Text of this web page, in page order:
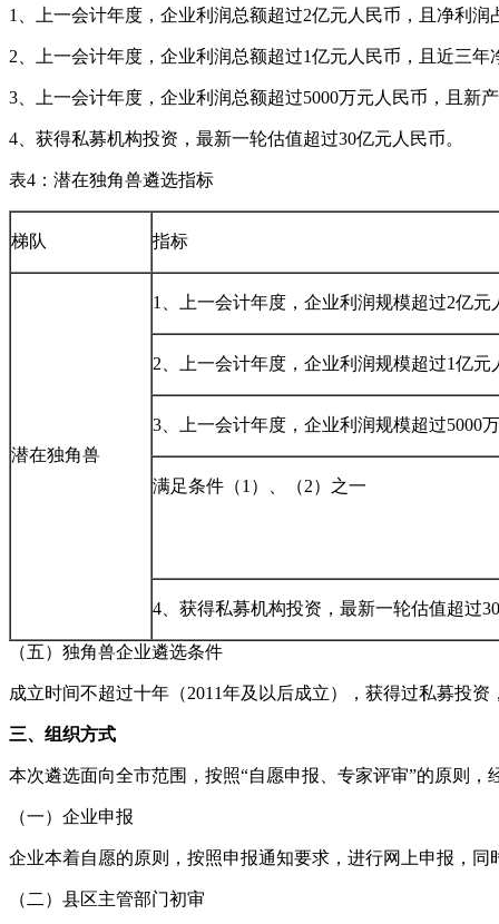
1、上一会计年度，企业利润总额超过2亿元人民币，且净利润
2、上一会计年度，企业利润总额超过1亿元人民币，且近三年
3、上一会计年度，企业利润总额超过5000万元人民币，且新
4、获得私募机构投资，最新一轮估值超过30亿元人民币。
表4：潜在独角兽遴选指标
梯队 指标
潜在独角兽
1、上一会计年度，企业利润规模超过2亿
2、上一会计年度，企业利润规模超过1亿
3、上一会计年度，企业利润规模超过5000
满足条件（1）、（2）之一
4、获得私募机构投资，最新一轮估值超过
（五）独角兽企业遴选条件
成立时间不超过十年（2011年及以后成立），获得过私募投
三、组织方式
本次遴选面向全市范围，按照“自愿申报、专家评审”的原则
（一）企业申报
企业本着自愿的原则，按照申报通知要求，进行网上申报，
（二）县区主管部门初审